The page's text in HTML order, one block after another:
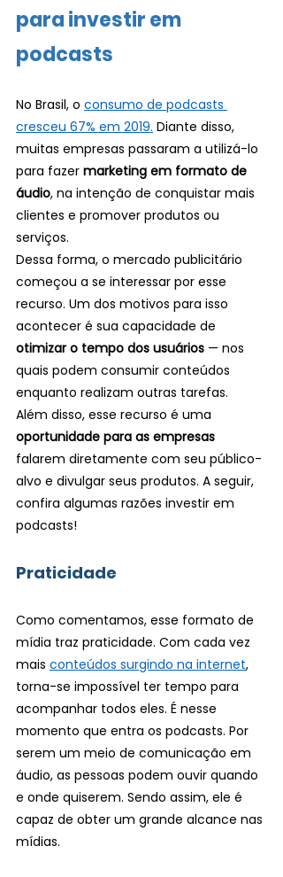
para investir em
podcasts
No Brasil, o consumo de podcasts
cresceu 67% em 2019. Diante disso,
muitas empresas passaram a utilizá-lo
para fazer marketing em formato de
áudio, na intenção de conquistar mais
clientes e promover produtos ou
serviços.
Dessa forma, o mercado publicitário
começou a se interessar por esse
recurso. Um dos motivos para isso
acontecer é sua capacidade de
otimizar o tempo dos usuários — nos
quais podem consumir conteúdos
enquanto realizam outras tarefas.
Além disso, esse recurso é uma
oportunidade para as empresas
falarem diretamente com seu público-
alvo e divulgar seus produtos. A seguir,
confira algumas razões investir em
podcasts!
Praticidade
Como comentamos, esse formato de
mídia traz praticidade. Com cada vez
mais conteúdos surgindo na internet,
torna-se impossível ter tempo para
acompanhar todos eles. É nesse
momento que entra os podcasts. Por
serem um meio de comunicação em
áudio, as pessoas podem ouvir quando
e onde quiserem. Sendo assim, ele é
capaz de obter um grande alcance nas
mídias.